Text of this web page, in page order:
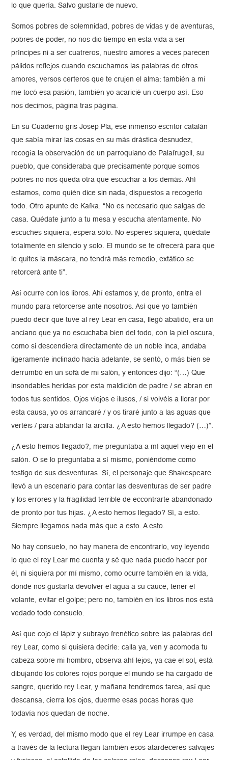
lo que quería. Salvo gustarle de nuevo.
Somos pobres de solemnidad, pobres de vidas y de aventuras,
pobres de poder, no nos dio tiempo en esta vida a ser
príncipes ni a ser cuatreros, nuestro amores a veces parecen
pálidos reflejos cuando escuchamos las palabras de otros
amores, versos certeros que te crujen el alma: también a mí
me tocó esa pasión, también yo acaricié un cuerpo así. Eso
nos decimos, página tras página.
En su Cuaderno gris Josep Pla, ese inmenso escritor catalán
que sabía mirar las cosas en su más drástica desnudez,
recogía la observación de un parroquiano de Palafrugell, su
pueblo, que consideraba que precisamente porque somos
pobres no nos queda otra que escuchar a los demás. Ahí
estamos, como quién dice sin nada, dispuestos a recogerlo
todo. Otro apunte de Kafka: “No es necesario que salgas de
casa. Quédate junto a tu mesa y escucha atentamente. No
escuches siquiera, espera sólo. No esperes siquiera, quédate
totalmente en silencio y solo. El mundo se te ofrecerá para que
le quites la máscara, no tendrá más remedio, extático se
retorcerá ante ti”.
Así ocurre con los libros. Ahí estamos y, de pronto, entra el
mundo para retorcerse ante nosotros. Así que yo también
puedo decir que tuve al rey Lear en casa, llegó abatido, era un
anciano que ya no escuchaba bien del todo, con la piel oscura,
como si descendiera directamente de un noble inca, andaba
ligeramente inclinado hacia adelante, se sentó, o más bien se
derrumbó en un sofá de mi salón, y entonces dijo: “(…) Que
insondables heridas por esta maldición de padre / se abran en
todos tus sentidos. Ojos viejos e ilusos, / si volvéis a llorar por
esta causa, yo os arrancaré / y os tiraré junto a las aguas que
vertéis / para ablandar la arcilla. ¿A esto hemos llegado? (…)”.
¿A esto hemos llegado?, me preguntaba a mí aquel viejo en el
salón. O se lo preguntaba a sí mismo, poniéndome como
testigo de sus desventuras. Sí, el personaje que Shakespeare
llevó a un escenario para contar las desventuras de ser padre
y los errores y la fragilidad terrible de eccontrarte abandonado
de pronto por tus hijas. ¿A esto hemos llegado? Sí, a esto.
Siempre llegamos nada más que a esto. A esto.
No hay consuelo, no hay manera de encontrarlo, voy leyendo
lo que el rey Lear me cuenta y sé que nada puedo hacer por
él, ni siquiera por mí mismo, como ocurre también en la vida,
donde nos gustaría devolver el agua a su cauce, tener el
volante, evitar el golpe; pero no, también en los libros nos está
vedado todo consuelo.
Así que cojo el lápiz y subrayo frenético sobre las palabras del
rey Lear, como si quisiera decirle: calla ya, ven y acomoda tu
cabeza sobre mi hombro, observa ahí lejos, ya cae el sol, está
dibujando los colores rojos porque el mundo se ha cargado de
sangre, querido rey Lear, y mañana tendremos tarea, así que
descansa, cierra los ojos, duerme esas pocas horas que
todavía nos quedan de noche.
Y, es verdad, del mismo modo que el rey Lear irrumpe en casa
a través de la lectura llegan también esos atardeceres salvajes